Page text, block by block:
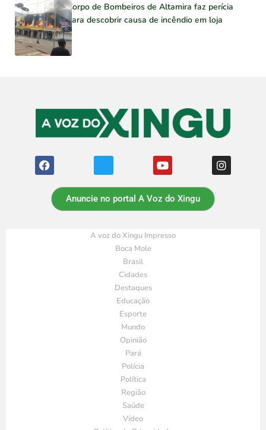
Corpo de Bombeiros de Altamira faz perícia
para descobrir causa de incêndio em loja
Anuncie no portal A Voz do Xingu
A voz do Xingu Impresso
Boca Mole
Brasil
Cidades
Destaques
Educação
Esporte
Mundo
Opinião
Pará
Polícia
Política
Região
Saúde
Vídeo